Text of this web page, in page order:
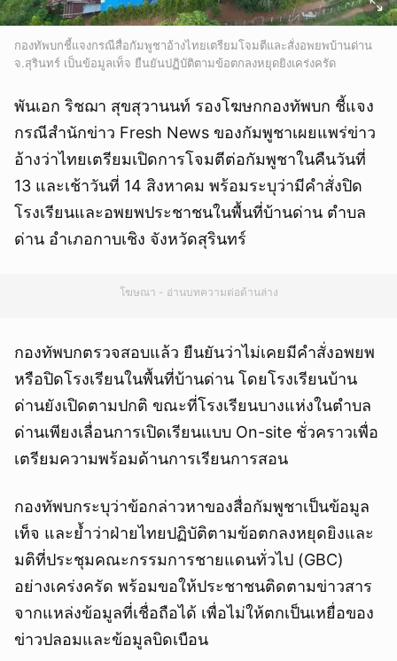
กองทัพบกชี้แจงกรณีสื่อกัมพูชาอ้างไทยเตรียมโจมตีและสั่งอพยพบ้านด่าน
จ.สุรินทร์ เป็นข้อมูลเท็จ ยืนยันปฏิบัติตามข้อตกลงหยุดยิงเคร่งครัด
พันเอก ริชฌา สุขสุวานนท์ รองโฆษกกองทัพบก ชี้แจง
กรณีสำนักข่าว Fresh News ของกัมพูชาเผยแพร่ข่าว
อ้างว่าไทยเตรียมเปิดการโจมตีต่อกัมพูชาในคืนวันที่
13 และเช้าวันที่ 14 สิงหาคม พร้อมระบุว่ามีคำสั่งปิด
โรงเรียนและอพยพประชาชนในพื้นที่บ้านด่าน ตำบล
ด่าน อำเภอกาบเชิง จังหวัดสุรินทร์
โฆษณา - อ่านบทความต่อด้านล่าง
กองทัพบกตรวจสอบแล้ว ยืนยันว่าไม่เคยมีคำสั่งอพยพ
หรือปิดโรงเรียนในพื้นที่บ้านด่าน โดยโรงเรียนบ้าน
ด่านยังเปิดตามปกติ ขณะที่โรงเรียนบางแห่งในตำบล
ด่านเพียงเลื่อนการเปิดเรียนแบบ On-site ชั่วคราวเพื่อ
เตรียมความพร้อมด้านการเรียนการสอน
กองทัพบกระบุว่าข้อกล่าวหาของสื่อกัมพูชาเป็นข้อมูล
เท็จ และย้ำว่าฝ่ายไทยปฏิบัติตามข้อตกลงหยุดยิงและ
มติที่ประชุมคณะกรรมการชายแดนทั่วไป (GBC)
อย่างเคร่งครัด พร้อมขอให้ประชาชนติดตามข่าวสาร
จากแหล่งข้อมูลที่เชื่อถือได้ เพื่อไม่ให้ตกเป็นเหยื่อของ
ข่าวปลอมและข้อมูลบิดเบือน